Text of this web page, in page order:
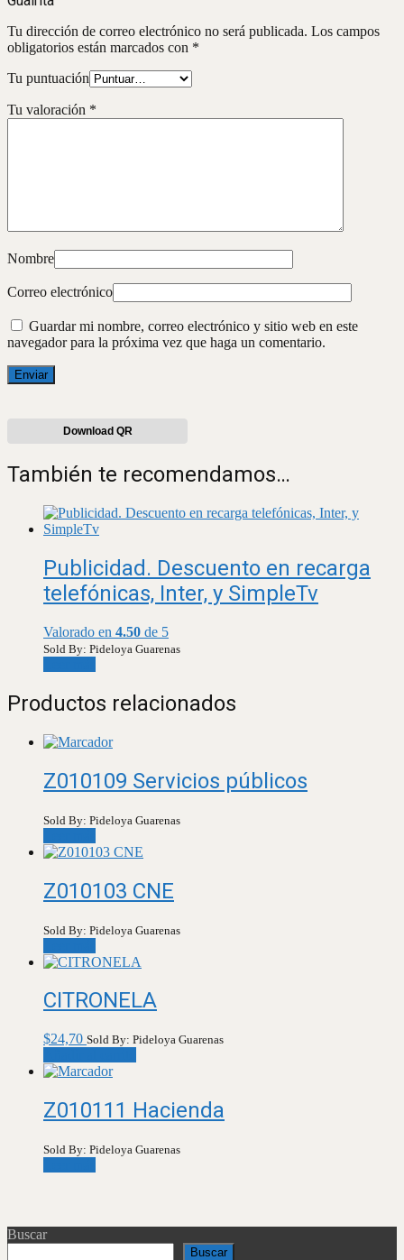
Tu dirección de correo electrónico no será publicada. Los campos
obligatorios están marcados con *
Tu puntuación
Tu valoración *
Nombre
Correo electrónico
Guardar mi nombre, correo electrónico y sitio web en este
navegador para la próxima vez que haga un comentario.
Download QR
También te recomendamos…
Publicidad. Descuento en recarga
telefónicas, Inter, y SimpleTv
Valorado en 4.50 de 5
Sold By: Pideloya Guarenas
Productos relacionados
Z010109 Servicios públicos
Sold By: Pideloya Guarenas
Z010103 CNE
Sold By: Pideloya Guarenas
CITRONELA
$24,70 Sold By: Pideloya Guarenas
Z010111 Hacienda
Sold By: Pideloya Guarenas
Buscar
Buscar